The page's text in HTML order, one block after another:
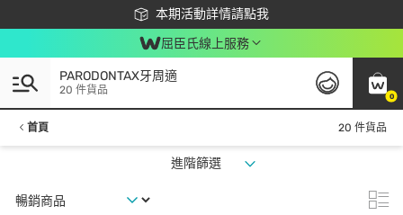
本期活動詳情請點我
下載app最高回饋$350
屈臣氏線上服務
0
PARODONTAX牙周適
20 件貨品
首頁 20 件貨品
進階篩選